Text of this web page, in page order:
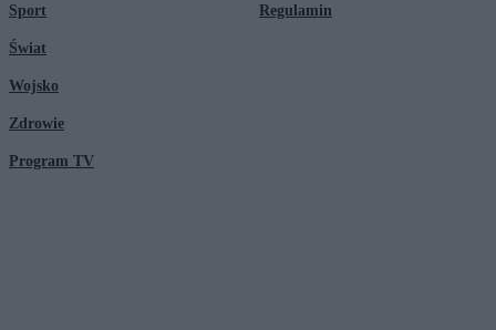
Sport
Świat
Wojsko
Zdrowie
Program TV
Regulamin